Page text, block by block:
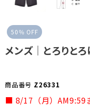
お気に入り
お問い合わせ
50％ OFF
メンズ｜とろりと
商品番号 Z26331
■ 8/17（月）AM9:59